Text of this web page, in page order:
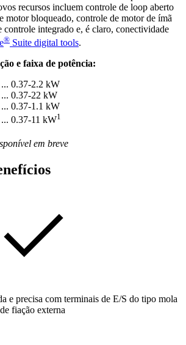
recursos incluem controle de loop aberto
motor bloqueado, controle de motor de ímã
controle integrado e, é claro, conectividade
® Suite digital tools.
e faixa de potência:
0.37-2.2 kW
0.37-22 kW
0.37-1.1 kW
0.37-11 kW1
em breve
e precisa com terminais de E/S do tipo mola
fiação externa